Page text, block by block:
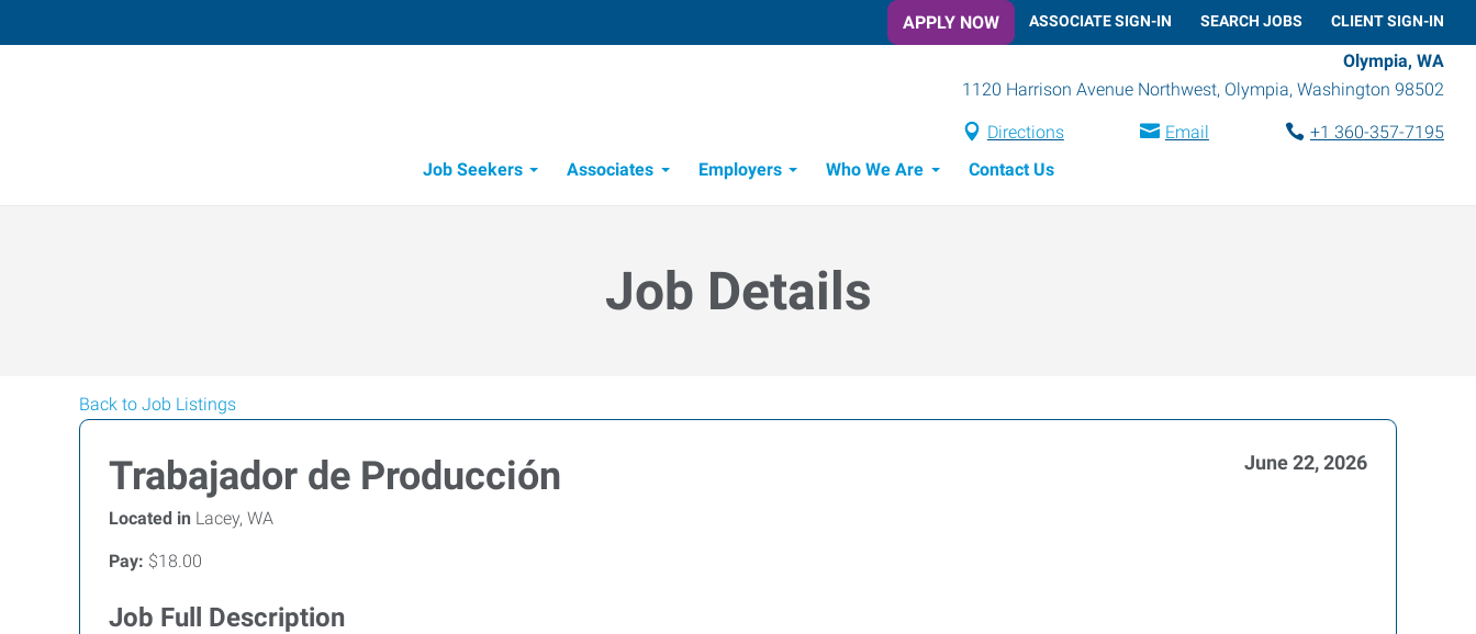
APPLY NOW ASSOCIATE SIGN-IN SEARCH JOBS CLIENT SIGN-IN
Olympia, WA
1120 Harrison Avenue Northwest, Olympia, Washington 98502
Directions Email
+1 360-357-7195
Job Seekers
Associates Employers Who We Are Contact Us
Job Details
Back to Job Listings
Trabajador de Producción June 22, 2026
Located in Lacey, WA
Pay: $18.00
Job Full Description